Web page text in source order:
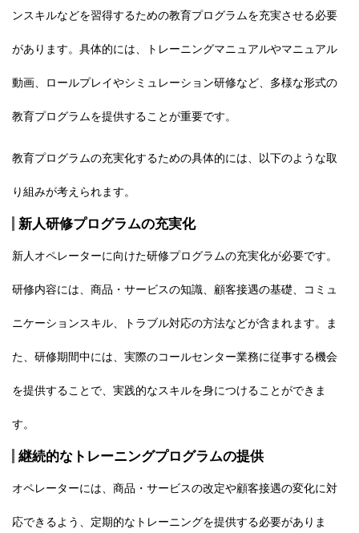
ンスキルなどを習得するための教育プログラムを充実させる必要
があります。具体的には、トレーニングマニュアルやマニュアル
動画、ロールプレイやシミュレーション研修など、 多様な形式の
教育プログラムを提供することが重要です。
教育プログラムの充実化するための具体的には、以下のような取
り組みが考えられます。
新人研修プログラムの充実化
新人オペレーターに向けた研修プログラムの充実化が必要です。
研修内容には、商品・サービスの知識、顧客接遇の基礎、コミュ
ニケーションスキル、トラブル対応の方法などが含まれます。ま
た、研修期間中には、実際のコールセンター業務に従事する機会
を提供することで、実践的なスキルを身につけることができま
す。
継続的なトレーニングプログラムの提供
オペレーターには、商品・サービスの改定や顧客接遇の変化に対
応できるよう、定期的なトレーニングを提供する必要がありま